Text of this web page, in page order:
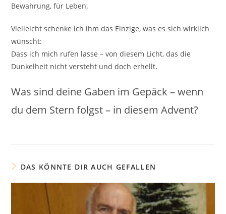
Bewahrung, für Leben.
Vielleicht schenke ich ihm das Einzige, was es sich wirklich
wünscht:
Dass ich mich rufen lasse – von diesem Licht, das die
Dunkelheit nicht versteht und doch erhellt.
Was sind deine Gaben im Gepäck – wenn
du dem Stern folgst – in diesem Advent?
DAS KÖNNTE DIR AUCH GEFALLEN